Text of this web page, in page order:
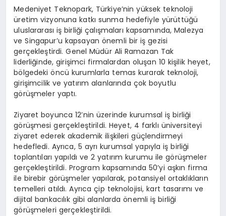
Medeniyet Teknopark, Türkiye’nin yüksek teknoloji
üretim vizyonuna katkı sunma hedefiyle yürüttüğü
uluslararası iş birliği çalışmaları kapsamında, Malezya
ve Singapur’u kapsayan önemli bir iş gezisi
gerçekleştirdi. Genel Müdür Ali Ramazan Tak
liderliğinde, girişimci firmalardan oluşan 10 kişilik heyet,
bölgedeki öncü kurumlarla temas kurarak teknoloji,
girişimcilik ve yatırım alanlarında çok boyutlu
görüşmeler yaptı.
Ziyaret boyunca 12’nin üzerinde kurumsal iş birliği
görüşmesi gerçekleştirildi. Heyet, 4 farklı üniversiteyi
ziyaret ederek akademik ilişkileri güçlendirmeyi
hedefledi. Ayrıca, 5 ayrı kurumsal yapıyla iş birliği
toplantıları yapıldı ve 2 yatırım kurumu ile görüşmeler
gerçekleştirildi. Program kapsamında 50’yi aşkın firma
ile birebir görüşmeler yapılarak, potansiyel ortaklıkların
temelleri atıldı. Ayrıca çip teknolojisi, kart tasarımı ve
dijital bankacılık gibi alanlarda önemli iş birliği
görüşmeleri gerçekleştirildi.